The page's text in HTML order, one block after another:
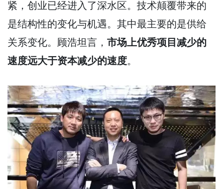
紧，创业已经进入了深水区。技术颠覆带来的
是结构性的变化与机遇。其中最主要的是供给
关系变化。顾浩坦言， 市场上优秀项目减少的
速度远大于资本减少的速度。